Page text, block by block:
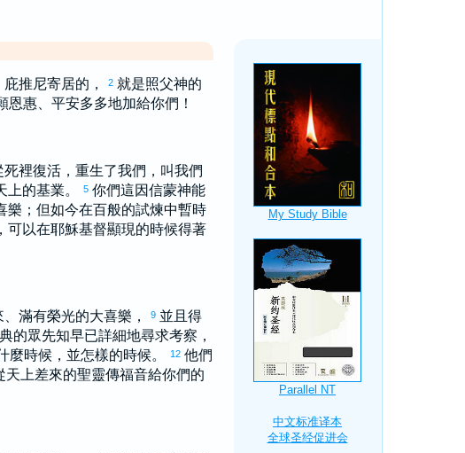
庇推尼寄居的， 2 就是照父神的
惠、平安多多地加給你們！
裡復活，重生了我們，叫我們
上的基業。 5 你們這因信蒙神能
樂；但如今在百般的試煉中暫時
可以在耶穌基督顯現的時候得著
滿有榮光的大喜樂， 9 並且得
的眾先知早已詳細地尋求考察，
麼時候，並怎樣的時候。 12 他們
上差來的聖靈傳福音給你們的